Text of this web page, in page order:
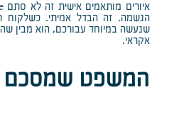
הנשמה. זה הבדל אמיתי.
שנעשה במיוחד עבורכם, הוא מבין
אקראי.
המשפט שמסכם